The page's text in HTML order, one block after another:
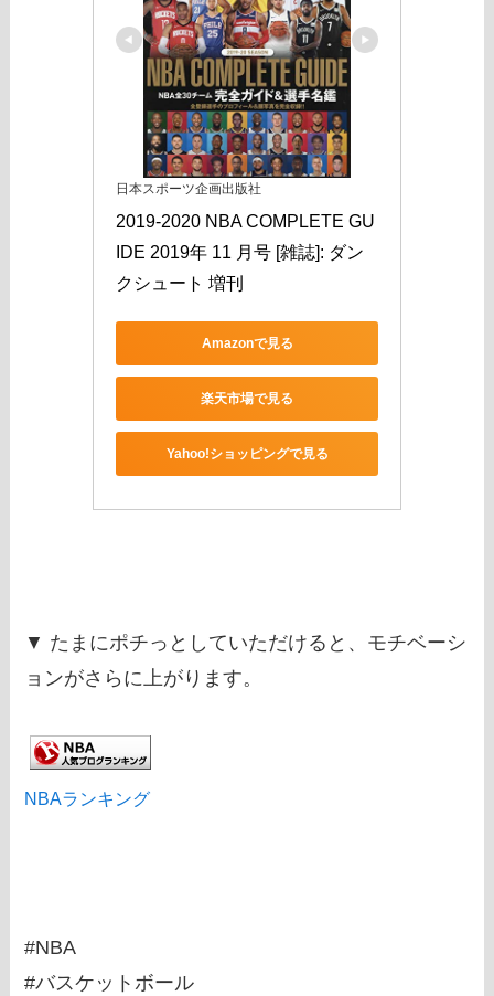
日本スポーツ企画出版社
2019-2020 NBA COMPLETE GU
IDE 2019年 11 月号 [雑誌]: ダン
クシュート 増刊
Amazonで見る
楽天市場で見る
Yahoo!ショッピングで見る
▼ たまにポチっとしていただけると、モチベーシ
ョンがさらに上がります。
NBAランキング
#NBA
#バスケットボール